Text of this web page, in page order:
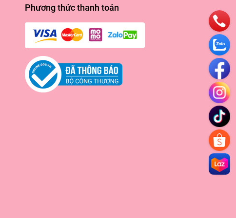
Phương thức thanh toán